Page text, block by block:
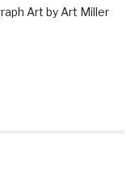
Art by Art Miller